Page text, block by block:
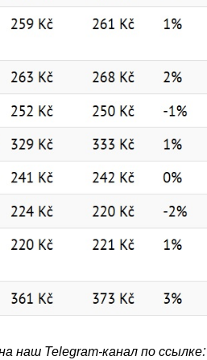
наш Telegram-канал по ссылке: